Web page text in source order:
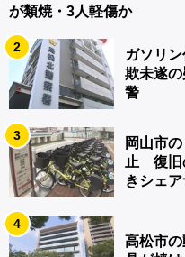
が類焼・3人軽傷か
2
ガソリ
欺未遂
警
3
岡山市
止 復旧
きシェ
4
高松市